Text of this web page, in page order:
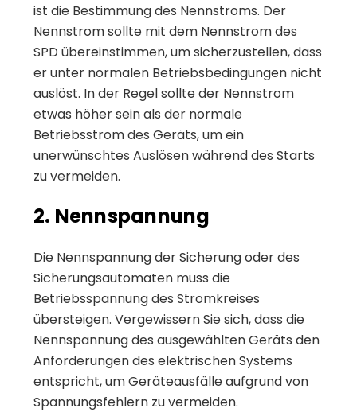
ist die Bestimmung des Nennstroms. Der
Nennstrom sollte mit dem Nennstrom des
SPD übereinstimmen, um sicherzustellen, dass
er unter normalen Betriebsbedingungen nicht
auslöst. In der Regel sollte der Nennstrom
etwas höher sein als der normale
Betriebsstrom des Geräts, um ein
unerwünschtes Auslösen während des Starts
zu vermeiden.
2. Nennspannung
Die Nennspannung der Sicherung oder des
Sicherungsautomaten muss die
Betriebsspannung des Stromkreises
übersteigen. Vergewissern Sie sich, dass die
Nennspannung des ausgewählten Geräts den
Anforderungen des elektrischen Systems
entspricht, um Geräteausfälle aufgrund von
Spannungsfehlern zu vermeiden.